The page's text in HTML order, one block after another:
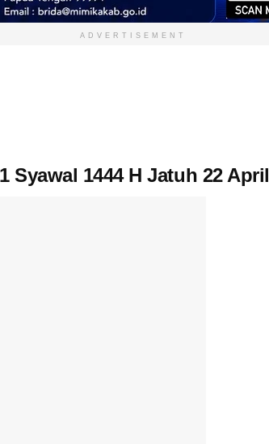
ADVERTISEMENT
Syawal 1444 H Jatuh 22 April